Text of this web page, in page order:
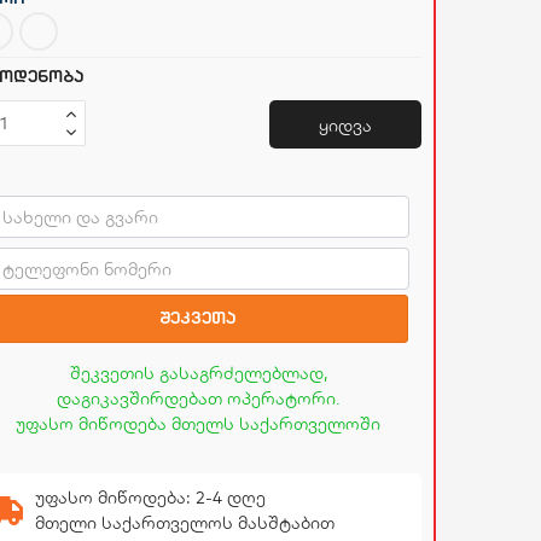
ყიდვა
შეკვეთა
შეკვეთის გასაგრძელებლად,
დაგიკავშირდებათ ოპერატორი.
უფასო მიწოდება მთელს საქართველოში
უფასო მიწოდება: 2-4 დღე
მთელი საქართველოს მასშტაბით